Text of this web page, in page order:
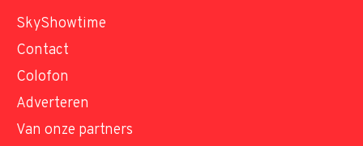
SkyShowtime
Contact
Colofon
Adverteren
Van onze partners